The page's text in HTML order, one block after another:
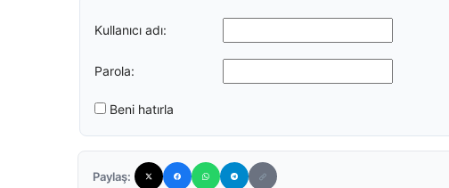
Kullanıcı adı:
Parola:
Beni hatırla
Paylaş: